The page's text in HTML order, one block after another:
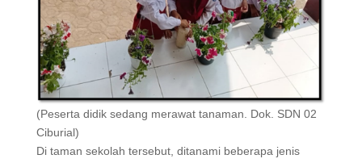
(Peserta didik sedang merawat tanaman. Dok. SDN 02
Ciburial)
Di taman sekolah tersebut, ditanami beberapa jenis